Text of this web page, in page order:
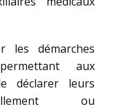
les démarches
aux
déclarer leurs
ou